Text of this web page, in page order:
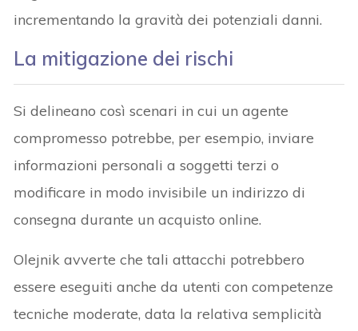
incrementando la gravità dei potenziali danni.
La mitigazione dei rischi
Si delineano così scenari in cui un agente
compromesso potrebbe, per esempio, inviare
informazioni personali a soggetti terzi o
modificare in modo invisibile un indirizzo di
consegna durante un acquisto online.
Olejnik avverte che tali attacchi potrebbero
essere eseguiti anche da utenti con competenze
tecniche moderate, data la relativa semplicità